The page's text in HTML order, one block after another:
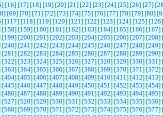
] [16] [17] [18] [19] [20] [21 ] [22] [23] [24] [25] [26] [27] [28
] [69] [70] [71 ] [72] [73] [74] [75] [76] [77] [78] [79] [80] [
] [117] [118] [119] [120] [121 ] [122] [123] [124] [125] [126
[158] [159] [160] [161 ] [162] [163] [164] [165] [166] [167]
[199] [200] [201 ] [202] [203] [204] [205] [206] [207] [208]
[240] [241 ] [242] [243] [244] [245] [246] [247] [248] [249]
[281 ] [282] [283] [284] [285] [286] [287] [288] [289] [290]
[322] [323] [324] [325] [326] [327] [328] [329] [330] [331 ]
[363] [364] [365] [366] [367] [368] [369] [370] [371 ] [372]
[404] [405] [406] [407] [408] [409] [410] [411 ] [412] [413]
[445] [446] [447] [448] [449] [450] [451 ] [452] [453] [454]
[486] [487] [488] [489] [490] [491 ] [492] [493] [494] [495]
[527] [528] [529] [530] [531 ] [532] [533] [534] [535] [536]
[568] [569] [570] [571 ] [572] [573] [574] [575] [576] [577]